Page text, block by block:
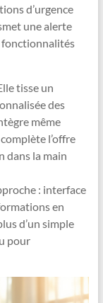
d’urgence
une alerte
fonctionnalités
tisse un
des
même
l’offre
dans la main
: interface
en
d’un simple
pour